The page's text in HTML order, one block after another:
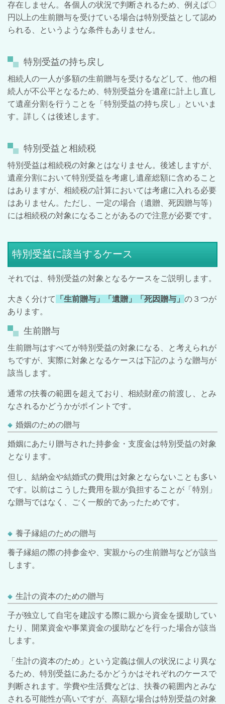
存在しません。各個人の状況で判断されるため、例えば〇
円以上の生前贈与を受けている場合は特別受益として認め
られる、というような条件もありません。
特別受益の持ち戻し
相続人の一人が多額の生前贈与を受けるなどして、他の相
続人が不公平となるため、特別受益分を遺産に計上し直し
て遺産分割を行うことを「特別受益の持ち戻し」といいま
す。詳しくは後述します。
特別受益と相続税
特別受益は相続税の対象とはなりません。後述しますが、
遺産分割において特別受益を考慮し遺産総額に含めること
はありますが、相続税の計算においては考慮に入れる必要
はありません。 ただし、一定の場合（遺贈、死因贈与等）
には相続税の対象になることがあるので注意が必要です。
特別受益に該当するケース
それでは、特別受益の対象となるケースをご説明します。
大きく分けて 「生前贈与」「遺贈」「死因贈与」 の３つが
あります。
生前贈与
生前贈与はすべてが特別受益の対象になる、と考えられが
ちですが、実際に対象となるケースは下記のような贈与が
該当します。
通常の扶養の範囲を超えており、相続財産の前渡し、とみ
なされるかどうかがポイントです。
婚姻のための贈与
婚姻にあたり贈与された持参金・支度金は特別受益の対象
となります。
但し、結納金や結婚式の費用は対象とならないことも多い
です。以前はこうした費用を親が負担することが「特別」
な贈与ではなく、ごく一般的であったためです。
養子縁組のための贈与
養子縁組の際の持参金や、実親からの生前贈与などが該当
します。
生計の資本のための贈与
子が独立して自宅を建設する際に親から資金を援助してい
たり、開業資金や事業資金の援助などを行った場合が該当
します。
「生計の資本のため」という定義は個人の状況により異な
るため、特別受益にあたるかどうかはそれぞれのケースで
判断されます。学費や生活費などは、扶養の範囲内とみな
される可能性が高いですが、高額な場合は特別受益の対象